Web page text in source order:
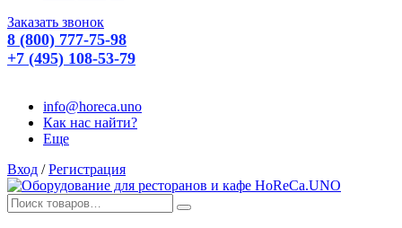
Заказать звонок
8 (800) 777-75-98
+7 (495) 108-53-79
info@horeca.uno
Как нас найти?
Еще
Вход / Регистрация